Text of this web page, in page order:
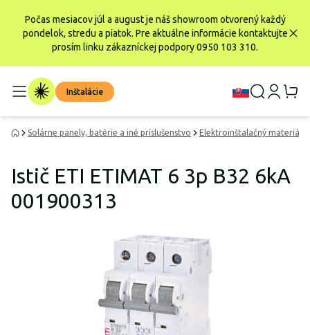
Počas mesiacov júl a august je náš showroom otvorený každý
pondelok, stredu a piatok. Pre aktuálne informácie kontaktujte
prosím linku zákazníckej podpory 0950 103 310.
Inštalácie
Solárne panely, batérie a iné príslušenstvo Elektroinštalačný materiál
Istič ETI ETIMAT 6 3p B32 6kA
001900313